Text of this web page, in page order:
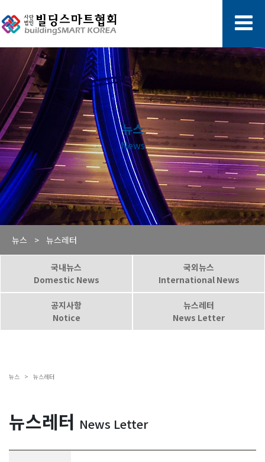
뉴스
News
뉴스 > 뉴스레터
국내뉴스
Domestic News
국외뉴스
International News
공지사항
Notice
뉴스레터
News Letter
뉴스 > 뉴스레터
뉴스레터 News Letter